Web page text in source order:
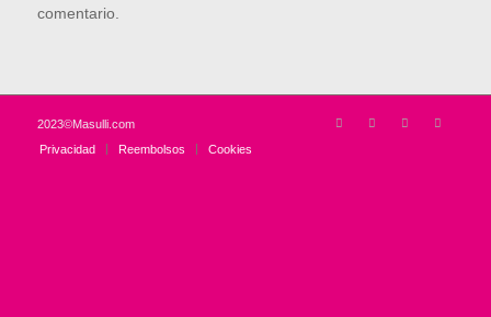
comentario.
2023©Masulli.com
Privacidad
Reembolsos Cookies